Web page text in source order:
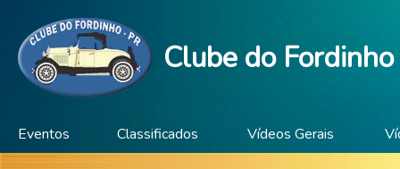
Clube do
Eventos Classificados Vídeos Gerais